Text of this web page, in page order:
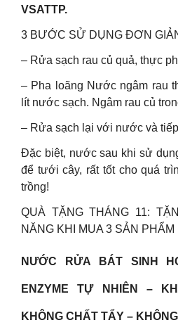
VSATTP.
3 BƯỚC SỬ DỤNG ĐƠN
– Rửa sạch rau củ quả, thực
– Pha loãng Nước ngâm rau
lít nước sạch. Ngâm rau củ
– Rửa sạch lại với nước và
Đặc biệt, nước sau khi sử
để tưới cây, rất tốt cho quá
trồng!
QUÀ TẶNG THÁNG 11:
NĂNG KHI MUA 3 SẢN PHẨM
NƯỚC RỬA BÁT SINH
ENZYME TỰ NHIÊN –
KHÔNG CHẤT TẨY –